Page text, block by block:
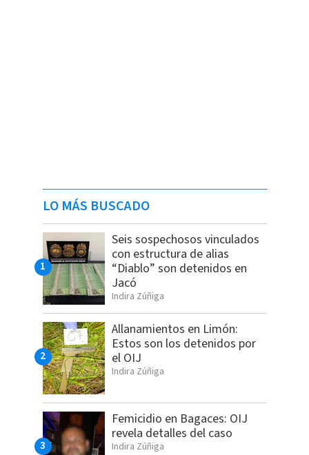
LO MÁS BUSCADO
Seis sospechosos vinculados
con estructura de alias
“Diablo” son detenidos en
Jacó
Indira Zúñiga
Allanamientos en Limón:
Estos son los detenidos por
el OIJ
Indira Zúñiga
Femicidio en Bagaces: OIJ
revela detalles del caso
Indira Zúñiga